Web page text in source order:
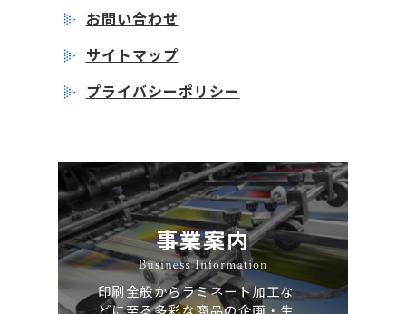
お問い合わせ
サイトマップ
プライバシーポリシー
事業案内
印刷全般からラミネート加工な